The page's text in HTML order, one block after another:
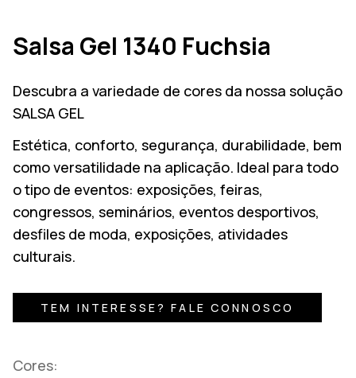
Salsa Gel 1340 Fuchsia
Descubra a variedade de cores da nossa solução
SALSA GEL
Estética, conforto, segurança, durabilidade, bem
como versatilidade na aplicação. Ideal para todo
o tipo de eventos: exposições, feiras,
congressos, seminários, eventos desportivos,
desfiles de moda, exposições, atividades
culturais.
TEM INTERESSE? FALE CONNOSCO
Cores: